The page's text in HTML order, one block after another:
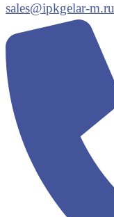
sales@ipkgelar-m.ru